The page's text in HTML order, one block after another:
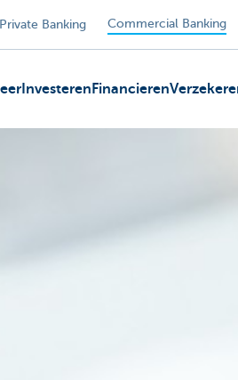
Private Banking Commercial Banking
Investeren Financieren